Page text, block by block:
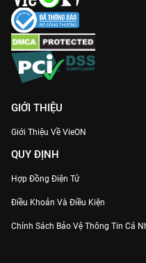
GIỚI THIỆU
Giới Thiệu Về VieON
QUY ĐỊNH
Hợp Đồng Điện Tử
Điều Khoản Và Điều Kiện
Chính Sách Bảo Vệ Thông Tin Cá